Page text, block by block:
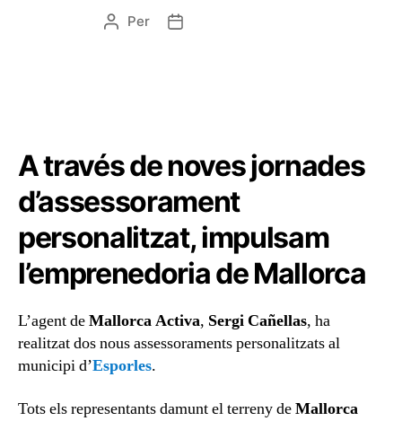
Per
A través de noves jornades
d’assessorament
personalitzat, impulsam
l’emprenedoria de Mallorca
L’agent deMallorca Activa, Sergi Cañellas, ha
realitzat dos nous assessoraments personalitzats al
municipi d’Esporles.
Tots els representants damunt el terreny deMallorca